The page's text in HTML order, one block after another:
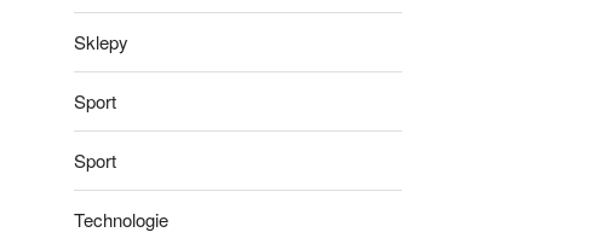
Sklepy
Sport
Sport
Technologie